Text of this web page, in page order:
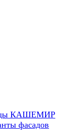
КАШЕМИР
фасадов